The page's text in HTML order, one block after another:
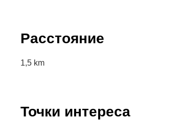
Расстояние
1,5 km
Точки интереса